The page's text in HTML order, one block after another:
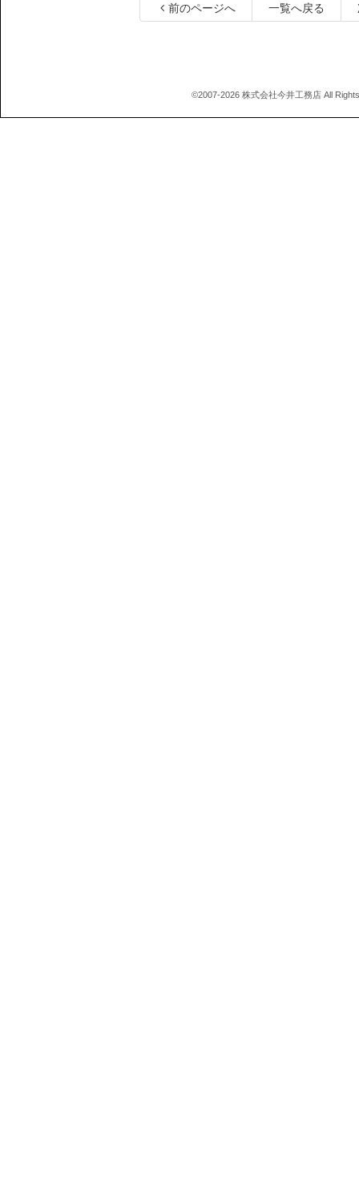
前のページへ 一覧へ戻る
©2007-2026 株式会社今井工務店 All